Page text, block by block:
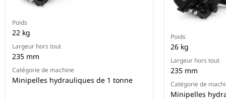
Poids
22 kg
Largeur hors tout
235 mm
Catégorie de machine
Minipelles hydrauliques de 1 tonne
Poids
26 kg
Largeur hors tout
235 mm
Catégorie de
Minipelles